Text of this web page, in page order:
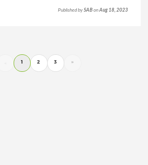
Published by SAB onAug 18, 2023
1 2 3 »